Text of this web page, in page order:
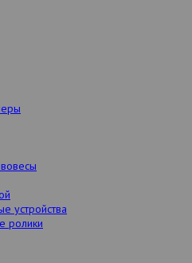
устройства
ролики